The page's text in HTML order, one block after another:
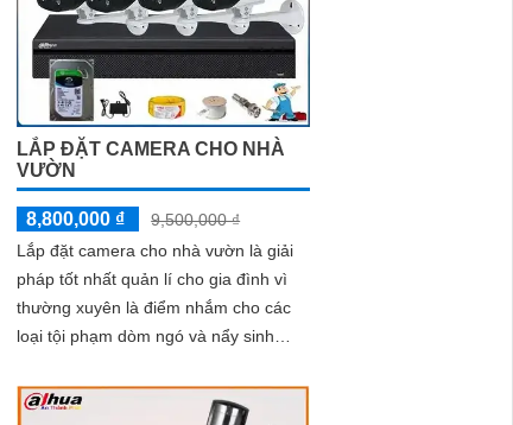
LẮP ĐẶT CAMERA CHO NHÀ
VƯỜN
8,800,000 ₫
9,500,000 ₫
Lắp đặt camera cho nhà vườn là giải
pháp tốt nhất quản lí cho gia đình vì
thường xuyên là điểm nhắm cho các
loại tội phạm dòm ngó và nẩy sinh
thậm chí.